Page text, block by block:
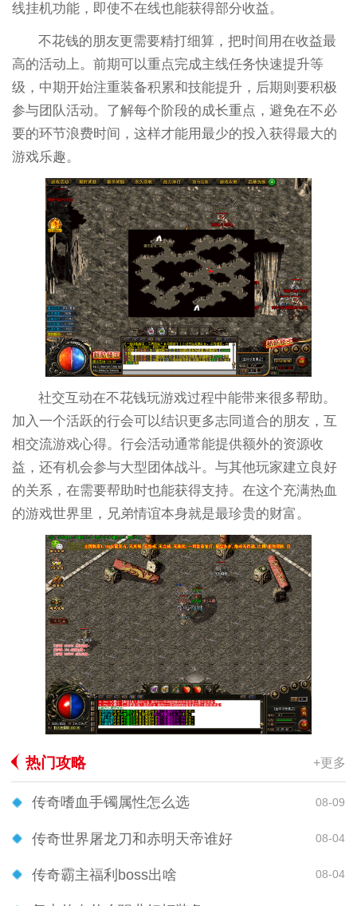
线挂机功能，即使不在线也能获得部分收益。
不花钱的朋友更需要精打细算，把时间用在收益最
高的活动上。前期可以重点完成主线任务快速提升等
级，中期开始注重装备积累和技能提升，后期则要积极
参与团队活动。了解每个阶段的成长重点，避免在不必
要的环节浪费时间，这样才能用最少的投入获得最大的
游戏乐趣。
社交互动在不花钱玩游戏过程中能带来很多帮助。
加入一个活跃的行会可以结识更多志同道合的朋友，互
相交流游戏心得。行会活动通常能提供额外的资源收
益，还有机会参与大型团体战斗。与其他玩家建立良好
的关系，在需要帮助时也能获得支持。在这个充满热血
的游戏世界里，兄弟情谊本身就是最珍贵的财富。
热门攻略 +更多
传奇嗜血手镯属性怎么选 08-09
传奇世界屠龙刀和赤明天帝谁好 08-04
传奇霸主福利boss出啥 08-04